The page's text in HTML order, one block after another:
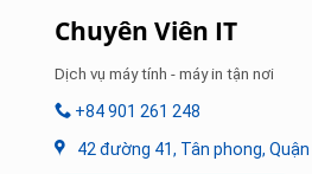
Chuyên Viên IT
Dịch vụ máy tính - máy in tận nơi
+84 901 261 248
42 đường 41, Tân phong, Quận